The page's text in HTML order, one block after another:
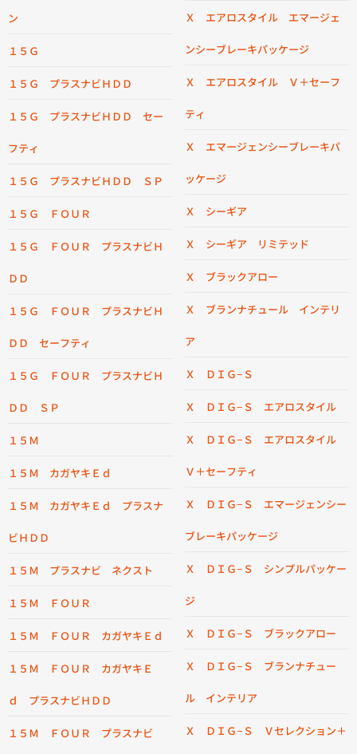
ン
１５Ｇ
１５Ｇ プラスナビＨＤＤ
１５Ｇ プラスナビＨＤＤ セー
フティ
１５Ｇ プラスナビＨＤＤ ＳＰ
１５Ｇ ＦＯＵＲ
１５Ｇ ＦＯＵＲ プラスナビＨ
ＤＤ
１５Ｇ ＦＯＵＲ プラスナビＨ
ＤＤ セーフティ
１５Ｇ ＦＯＵＲ プラスナビＨ
ＤＤ ＳＰ
１５Ｍ
１５Ｍ カガヤキＥｄ
１５Ｍ カガヤキＥｄ プラスナ
ビＨＤＤ
１５Ｍ プラスナビ ネクスト
１５Ｍ ＦＯＵＲ
１５Ｍ ＦＯＵＲ カガヤキＥｄ
１５Ｍ ＦＯＵＲ カガヤキＥ
ｄ プラスナビＨＤＤ
１５Ｍ ＦＯＵＲ プラスナビ
Ｘ エアロスタイル エマージェ
ンシーブレーキパッケージ
Ｘ エアロスタイル Ｖ＋セーフ
ティ
Ｘ エマージェンシーブレーキパ
ッケージ
Ｘ シーギア
Ｘ シーギア リミテッド
Ｘ ブラックアロー
Ｘ ブランナチュール インテリ
ア
Ｘ ＤＩＧ−Ｓ
Ｘ ＤＩＧ−Ｓ エアロスタイル
Ｘ ＤＩＧ−Ｓ エアロスタイル
Ｖ＋セーフティ
Ｘ ＤＩＧ−Ｓ エマージェンシー
ブレーキパッケージ
Ｘ ＤＩＧ−Ｓ シンプルパッケー
ジ
Ｘ ＤＩＧ−Ｓ ブラックアロー
Ｘ ＤＩＧ−Ｓ ブランナチュー
ル インテリア
Ｘ ＤＩＧ−Ｓ Ｖセレクション＋